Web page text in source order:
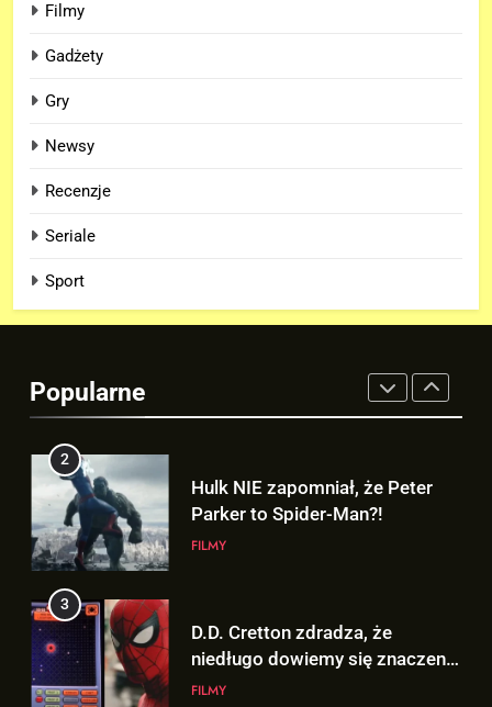
Filmy
Gadżety
Gry
Newsy
Recenzje
Seriale
Sport
Popularne
2
Parker to Spider-Man?!
3
D.D. Cretton zdradza, że
niedługo dowiemy się znaczenia
sceny po napisach „SPIDER-
FILMY
4
Kolejne informacje o roli
Lokiego w „AVENGERS:
DOOMSDAY”!
FILMY